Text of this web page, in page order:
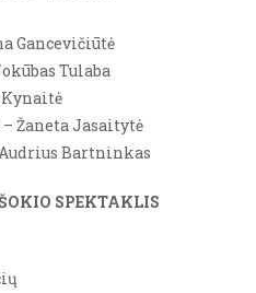
Gancevičiūtė
Tulaba
– Žaneta Jasaitytė
Bartninkas
SPEKTAKLIS